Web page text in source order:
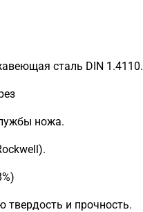
сталь DIN 1.4110.
ножа.
твердость и прочность.